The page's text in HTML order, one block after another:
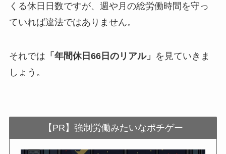
くる休日日数ですが、週や月の総労働時間を守っ
ていれば違法ではありません。
それでは 「年間休日66日のリアル」 を見ていきま
しょう。
【PR】強制労働みたいなポチゲー